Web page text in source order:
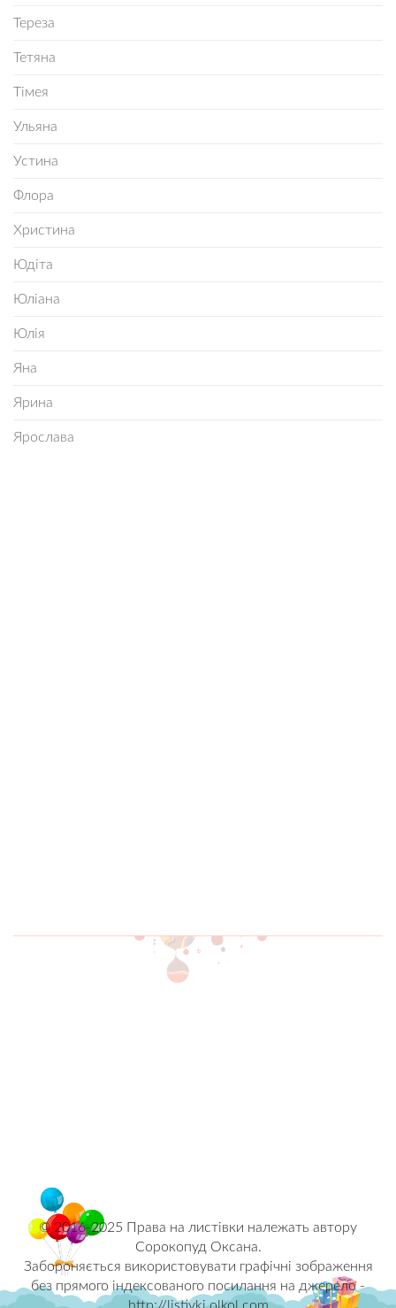
Тереза
Тетяна
Тімея
Ульяна
Устина
Флора
Христина
Юдіта
Юліана
Юлія
Яна
Ярина
Ярослава
© 2016-2025 Права на листівки належать автору
Сорокопуд Оксана.
Забороняється використовувати графічні зображення
без прямого індексованого посилання на джерело -